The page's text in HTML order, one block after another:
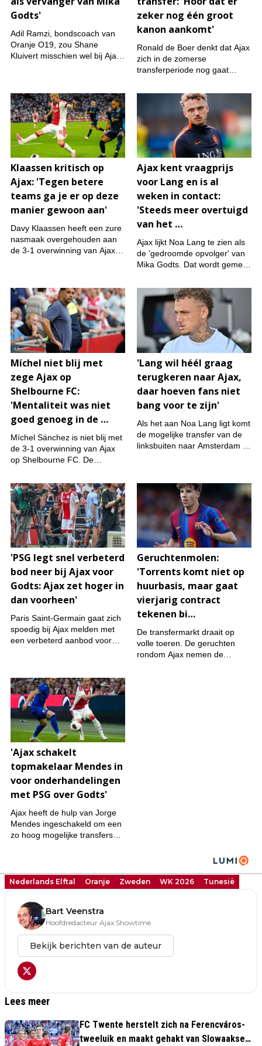
Nederlands Elftal Oranje Zweden WK 2026 Tunesië
Bart Veenstra
Hoofdredacteur Ajax Showtime
Bekijk berichten van de auteur
Lees meer
FC Twente herstelt zich na Ferencváros-
tweeluik en maakt gehakt van Slowaakse